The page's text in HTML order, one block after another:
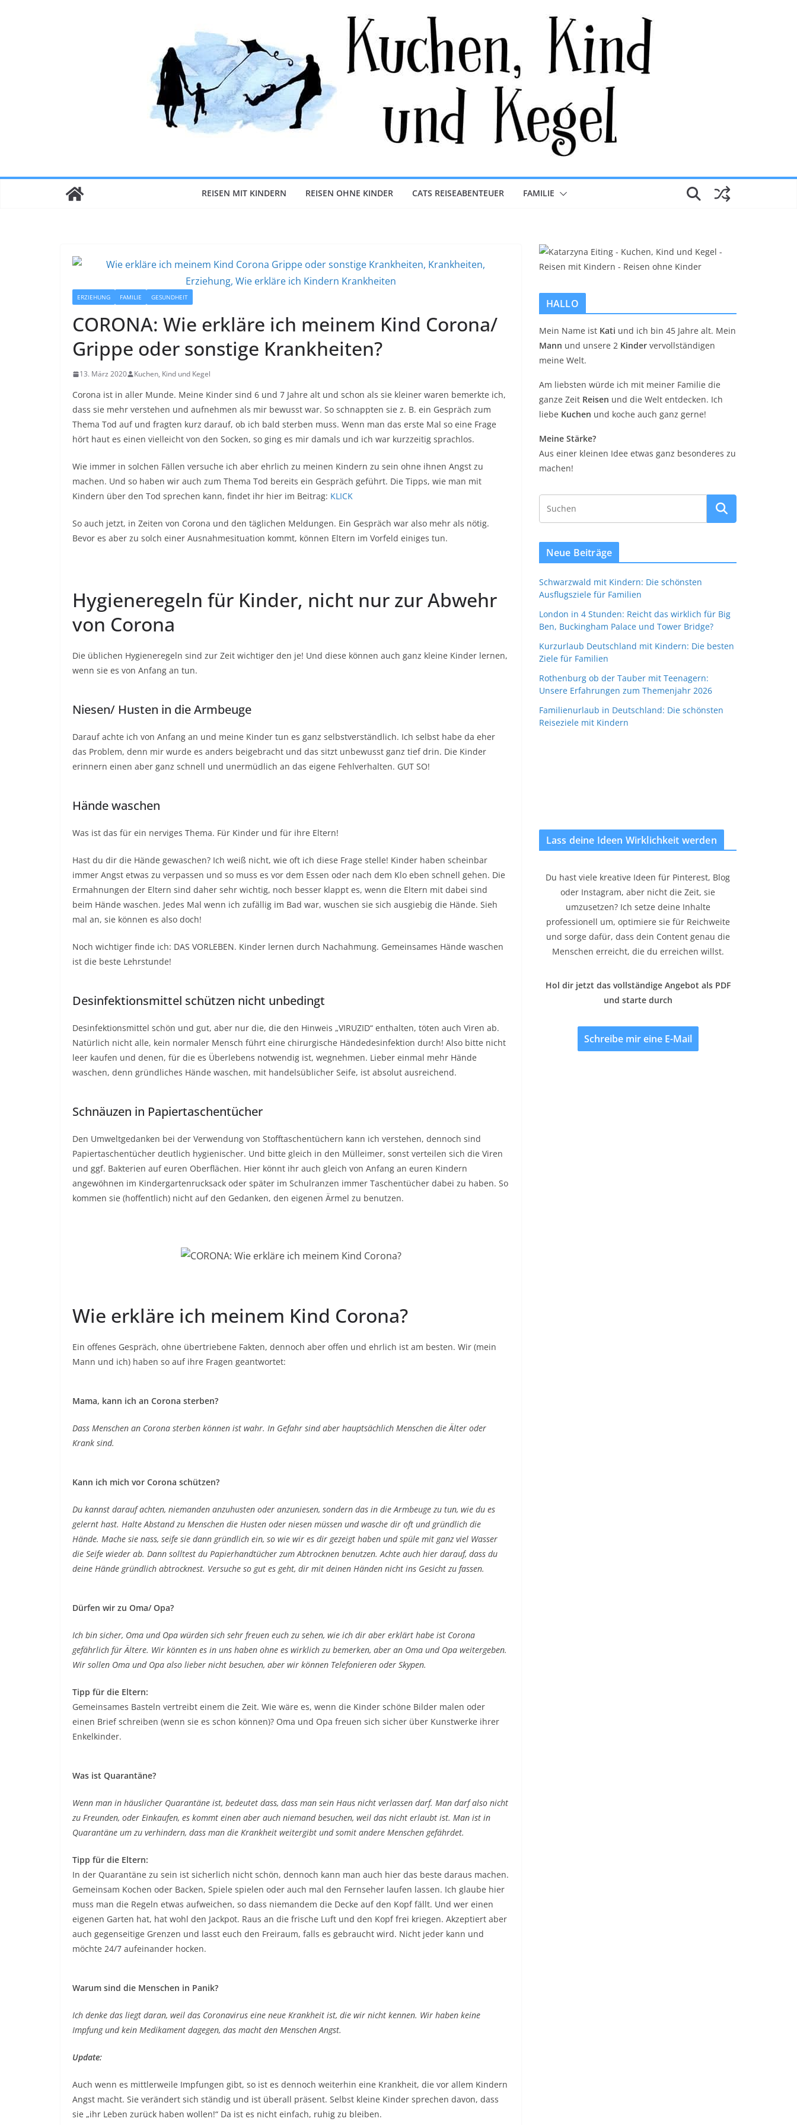
REISEN MIT KINDERN REISEN OHNE KINDER CATS REISEABENTEUER FAMILIE
ERZIEHUNG FAMILIE GESUNDHEIT
CORONA: Wie erkläre ich meinem Kind Corona/
Grippe oder sonstige Krankheiten?
13. März 2020 Kuchen, Kind und Kegel
Corona ist in aller Munde. Meine Kinder sind 6 und 7 Jahre alt und schon als sie kleiner waren bemerkte ich,
dass sie mehr verstehen und aufnehmen als mir bewusst war. So schnappten sie z. B. ein Gespräch zum
Thema Tod auf und fragten kurz darauf, ob ich bald sterben muss. Wenn man das erste Mal so eine Frage
hört haut es einen vielleicht von den Socken, so ging es mir damals und ich war kurzzeitig sprachlos.
Wie immer in solchen Fällen versuche ich aber ehrlich zu meinen Kindern zu sein ohne ihnen Angst zu
machen. Und so haben wir auch zum Thema Tod bereits ein Gespräch geführt. Die Tipps, wie man mit
Kindern über den Tod sprechen kann, findet ihr hier im Beitrag: KLICK
So auch jetzt, in Zeiten von Corona und den täglichen Meldungen. Ein Gespräch war also mehr als nötig.
Bevor es aber zu solch einer Ausnahmesituation kommt, können Eltern im Vorfeld einiges tun.
Hygieneregeln für Kinder, nicht nur zur Abwehr
von Corona
Die üblichen Hygieneregeln sind zur Zeit wichtiger den je! Und diese können auch ganz kleine Kinder lernen,
wenn sie es von Anfang an tun.
Niesen/ Husten in die Armbeuge
Darauf achte ich von Anfang an und meine Kinder tun es ganz selbstverständlich. Ich selbst habe da eher
das Problem, denn mir wurde es anders beigebracht und das sitzt unbewusst ganz tief drin. Die Kinder
erinnern einen aber ganz schnell und unermüdlich an das eigene Fehlverhalten. GUT SO!
Hände waschen
Was ist das für ein nerviges Thema. Für Kinder und für ihre Eltern!
Hast du dir die Hände gewaschen? Ich weiß nicht, wie oft ich diese Frage stelle! Kinder haben scheinbar
immer Angst etwas zu verpassen und so muss es vor dem Essen oder nach dem Klo eben schnell gehen. Die
Ermahnungen der Eltern sind daher sehr wichtig, noch besser klappt es, wenn die Eltern mit dabei sind
beim Hände waschen. Jedes Mal wenn ich zufällig im Bad war, wuschen sie sich ausgiebig die Hände. Sieh
mal an, sie können es also doch!
Noch wichtiger finde ich: DAS VORLEBEN. Kinder lernen durch Nachahmung. Gemeinsames Hände waschen
ist die beste Lehrstunde!
Desinfektionsmittel schützen nicht unbedingt
Desinfektionsmittel schön und gut, aber nur die, die den Hinweis „VIRUZID“ enthalten, töten auch Viren ab.
Natürlich nicht alle, kein normaler Mensch führt eine chirurgische Händedesinfektion durch! Also bitte nicht
leer kaufen und denen, für die es Überlebens notwendig ist, wegnehmen. Lieber einmal mehr Hände
waschen, denn gründliches Hände waschen, mit handelsüblicher Seife, ist absolut ausreichend.
Schnäuzen in Papiertaschentücher
Den Umweltgedanken bei der Verwendung von Stofftaschentüchern kann ich verstehen, dennoch sind
Papiertaschentücher deutlich hygienischer. Und bitte gleich in den Mülleimer, sonst verteilen sich die Viren
und ggf. Bakterien auf euren Oberflächen. Hier könnt ihr auch gleich von Anfang an euren Kindern
angewöhnen im Kindergartenrucksack oder später im Schulranzen immer Taschentücher dabei zu haben. So
kommen sie (hoffentlich) nicht auf den Gedanken, den eigenen Ärmel zu benutzen.
Wie erkläre ich meinem Kind Corona?
Ein offenes Gespräch, ohne übertriebene Fakten, dennoch aber offen und ehrlich ist am besten. Wir (mein
Mann und ich) haben so auf ihre Fragen geantwortet:
Mama, kann ich an Corona sterben?
Dass Menschen an Corona sterben können ist wahr. In Gefahr sind aber hauptsächlich Menschen die Älter oder
Krank sind.
Kann ich mich vor Corona schützen?
Du kannst darauf achten, niemanden anzuhusten oder anzuniesen, sondern das in die Armbeuge zu tun, wie du es
gelernt hast. Halte Abstand zu Menschen die Husten oder niesen müssen und wasche dir oft und gründlich die
Hände. Mache sie nass, seife sie dann gründlich ein, so wie wir es dir gezeigt haben und spüle mit ganz viel Wasser
die Seife wieder ab. Dann solltest du Papierhandtücher zum Abtrocknen benutzen. Achte auch hier darauf, dass du
deine Hände gründlich abtrocknest. Versuche so gut es geht, dir mit deinen Händen nicht ins Gesicht zu fassen.
Dürfen wir zu Oma/ Opa?
Ich bin sicher, Oma und Opa würden sich sehr freuen euch zu sehen, wie ich dir aber erklärt habe ist Corona
gefährlich für Ältere. Wir könnten es in uns haben ohne es wirklich zu bemerken, aber an Oma und Opa weitergeben.
Wir sollen Oma und Opa also lieber nicht besuchen, aber wir können Telefonieren oder Skypen.
Tipp für die Eltern:
Gemeinsames Basteln vertreibt einem die Zeit. Wie wäre es, wenn die Kinder schöne Bilder malen oder
einen Brief schreiben (wenn sie es schon können)? Oma und Opa freuen sich sicher über Kunstwerke ihrer
Enkelkinder.
Was ist Quarantäne?
Wenn man in häuslicher Quarantäne ist, bedeutet dass, dass man sein Haus nicht verlassen darf. Man darf also nicht
zu Freunden, oder Einkaufen, es kommt einen aber auch niemand besuchen, weil das nicht erlaubt ist. Man ist in
Quarantäne um zu verhindern, dass man die Krankheit weitergibt und somit andere Menschen gefährdet.
Tipp für die Eltern:
In der Quarantäne zu sein ist sicherlich nicht schön, dennoch kann man auch hier das beste daraus machen.
Gemeinsam Kochen oder Backen, Spiele spielen oder auch mal den Fernseher laufen lassen. Ich glaube hier
muss man die Regeln etwas aufweichen, so dass niemandem die Decke auf den Kopf fällt. Und wer einen
eigenen Garten hat, hat wohl den Jackpot. Raus an die frische Luft und den Kopf frei kriegen. Akzeptiert aber
auch gegenseitige Grenzen und lasst euch den Freiraum, falls es gebraucht wird. Nicht jeder kann und
möchte 24/7 aufeinander hocken.
Warum sind die Menschen in Panik?
Ich denke das liegt daran, weil das Coronavirus eine neue Krankheit ist, die wir nicht kennen. Wir haben keine
Impfung und kein Medikament dagegen, das macht den Menschen Angst.
Update:
Auch wenn es mittlerweile Impfungen gibt, so ist es dennoch weiterhin eine Krankheit, die vor allem Kindern
Angst macht. Sie verändert sich ständig und ist überall präsent. Selbst kleine Kinder sprechen davon, dass
sie „ihr Leben zurück haben wollen!“ Da ist es nicht einfach, ruhig zu bleiben.
HALLO
Mein Name ist Kati und ich bin 45 Jahre alt. Mein
Mann und unsere 2 Kinder vervollständigen
meine Welt.
Am liebsten würde ich mit meiner Familie die
ganze Zeit Reisen und die Welt entdecken. Ich
liebe Kuchen und koche auch ganz gerne!
Meine Stärke?
Aus einer kleinen Idee etwas ganz besonderes zu
machen!
Neue Beiträge
Schwarzwald mit Kindern: Die schönsten
Ausflugsziele für Familien
London in 4 Stunden: Reicht das wirklich für Big
Ben, Buckingham Palace und Tower Bridge?
Kurzurlaub Deutschland mit Kindern: Die besten
Ziele für Familien
Rothenburg ob der Tauber mit Teenagern:
Unsere Erfahrungen zum Themenjahr 2026
Familienurlaub in Deutschland: Die schönsten
Reiseziele mit Kindern
Lass deine Ideen Wirklichkeit werden
Du hast viele kreative Ideen für Pinterest, Blog
oder Instagram, aber nicht die Zeit, sie
umzusetzen? Ich setze deine Inhalte
professionell um, optimiere sie für Reichweite
und sorge dafür, dass dein Content genau die
Menschen erreicht, die du erreichen willst.
Hol dir jetzt das vollständige Angebot als PDF
und starte durch
Schreibe mir eine E-Mail